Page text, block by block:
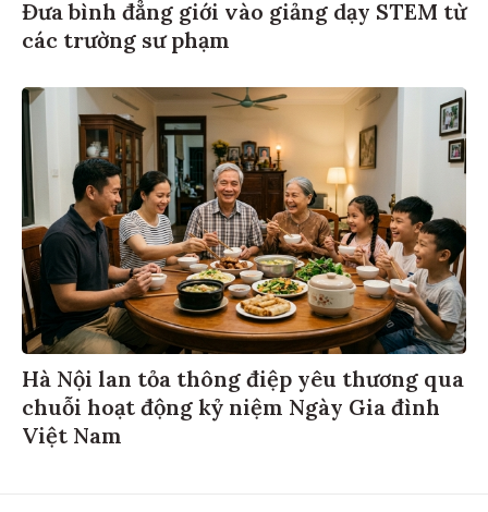
Đưa bình đẳng giới vào giảng dạy STEM từ
các trường sư phạm
Hà Nội lan tỏa thông điệp yêu thương qua
chuỗi hoạt động kỷ niệm Ngày Gia đình
Việt Nam